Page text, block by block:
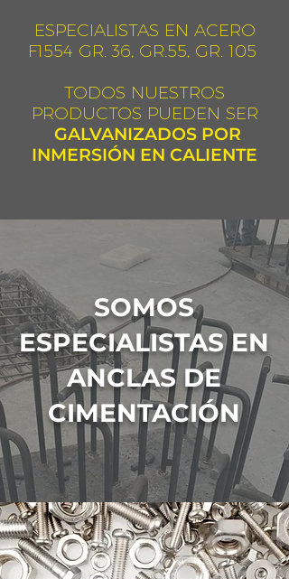
ESPECIALISTAS EN ACERO
F1554 GR. 36, GR.55, GR. 105
TODOS NUESTROS
PRODUCTOS PUEDEN SER
GALVANIZADOS POR
INMERSIÓN EN CALIENTE
SOMOS
ESPECIALISTAS EN
ANCLAS DE
CIMENTACIÓN